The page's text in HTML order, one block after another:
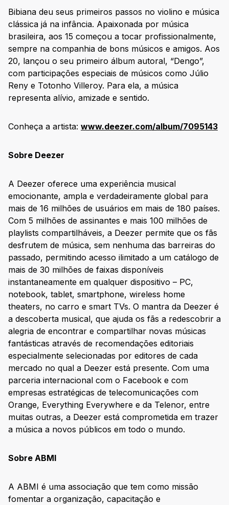
Bibiana deu seus primeiros passos no violino e música
clássica já na infância. Apaixonada por música
brasileira, aos 15 começou a tocar profissionalmente,
sempre na companhia de bons músicos e amigos. Aos
20, lançou o seu primeiro álbum autoral, “Dengo”,
com participações especiais de músicos como Júlio
Reny e Totonho Villeroy. Para ela, a música
representa alívio, amizade e sentido.
Conheça a artista: www.deezer.com/album/7095143
Sobre Deezer
A Deezer oferece uma experiência musical
emocionante, ampla e verdadeiramente global para
mais de 16 milhões de usuários em mais de 180 países.
Com 5 milhões de assinantes e mais 100 milhões de
playlists compartilháveis, a Deezer permite que os fãs
desfrutem de música, sem nenhuma das barreiras do
passado, permitindo acesso ilimitado a um catálogo de
mais de 30 milhões de faixas disponíveis
instantaneamente em qualquer dispositivo – PC,
notebook, tablet, smartphone, wireless home
theaters, no carro e smart TVs. O mantra da Deezer é
a descoberta musical, que ajuda os fãs a redescobrir a
alegria de encontrar e compartilhar novas músicas
fantásticas através de recomendações editoriais
especialmente selecionadas por editores de cada
mercado no qual a Deezer está presente. Com uma
parceria internacional com o Facebook e com
empresas estratégicas de telecomunicações com
Orange, Everything Everywhere e da Telenor, entre
muitas outras, a Deezer está comprometida em trazer
a música a novos públicos em todo o mundo.
Sobre ABMI
A ABMI é uma associação que tem como missão
fomentar a organização, capacitação e